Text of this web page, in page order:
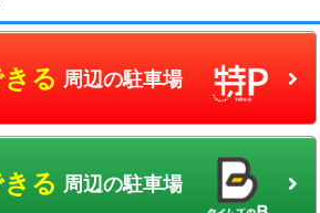
る 周辺の駐車場
る 周辺の駐車場